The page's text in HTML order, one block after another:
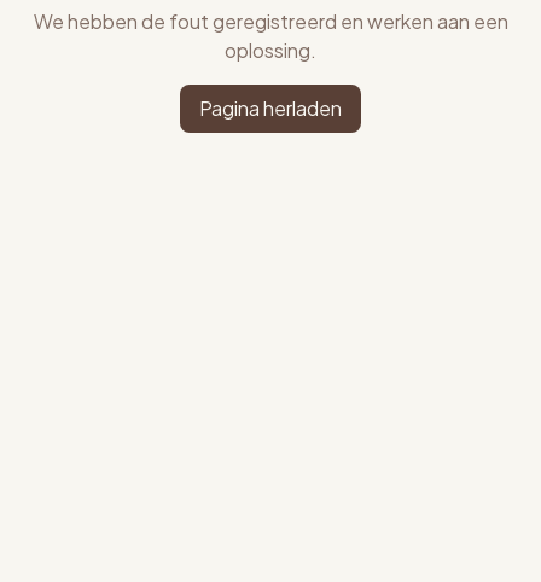
We hebben de fout geregistreerd en werken aan een
oplossing.
Pagina herladen